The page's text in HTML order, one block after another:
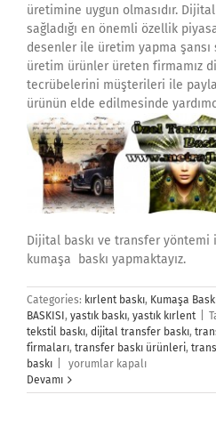
üretimine uygun olmasıdır.
sağladığı en önemli özellik
desenler ile üretim yapma şansı
üretim ürünler üreten firmamız
tecrübelerini müşterileri ile
ürünün elde edilmesinde
Dijital baskı ve transfer yöntemi
kumaşa baskı yapmaktayız.
Categories: kırlent baskı, Kumaşa
BASKISI, yastık baskı, yastık kırlent
tekstil baskı, dijital transfer baskı,
firmaları, transfer baskı ürünleri,
baskı
Dijital
Transfer
Baskı
yorumlar kapalı
Devamı